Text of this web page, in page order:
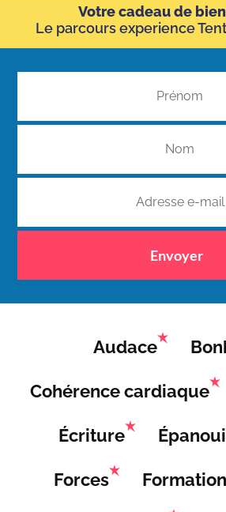
Votre cadeau de
Le parcours experience
Envoyer
Audace
Cohérence cardiaque
Écriture
Forces